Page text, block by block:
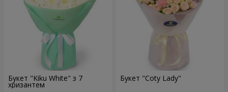
Букет "Kiku White" з 7
хризантем
Букет "Coty Lady"